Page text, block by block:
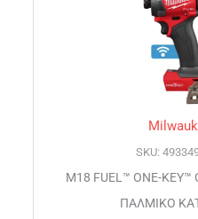
SKU:
M18 FUEL™ ONE-KEY™
ΠΑΛΜΙΚΟ